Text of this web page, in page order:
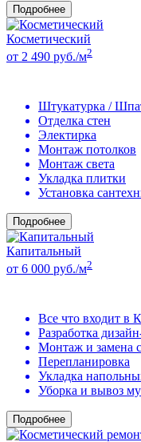
Подробнее
Косметический
от 2 490 руб./м2
Штукатурка /
Отделка стен
Электирка
Монтаж потолков
Монтаж света
Укладка плитки
Установка
Подробнее
Капитальный
от 6 000 руб./м2
Все что входит в
Разработка
Монтаж и замена
Перепланировка
Укладка
Уборка и вывоз
Подробнее